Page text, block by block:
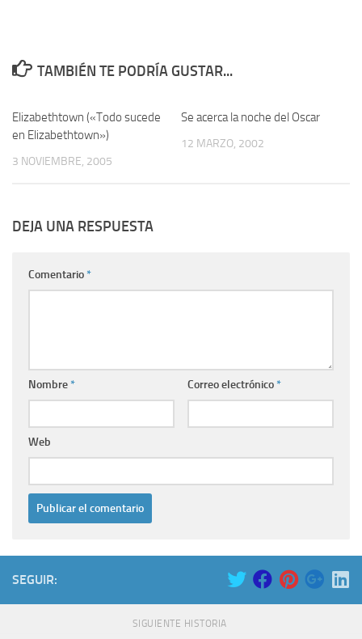
TAMBIÉN TE PODRÍA GUSTAR...
Elizabethtown («Todo sucede
en Elizabethtown»)
3 NOVIEMBRE, 2005
Se acerca la noche del Oscar
12 MARZO, 2002
DEJA UNA RESPUESTA
Comentario*
Nombre* Correo electrónico*
Web
SEGUIR:
SIGUIENTE HISTORIA